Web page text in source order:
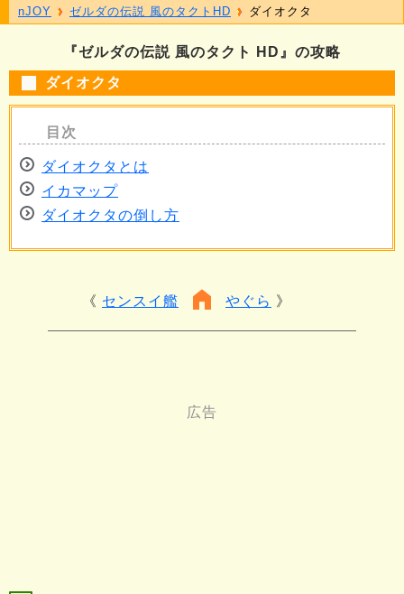
『ゼルダの伝説 風のタクト HD』の攻略
ダイオクタ
ダイオクタとは
イカマップ
ダイオクタの倒し方
センスイ艦 やぐら
nJOY ゼルダの伝説 風のタクトHD ダイオクタ